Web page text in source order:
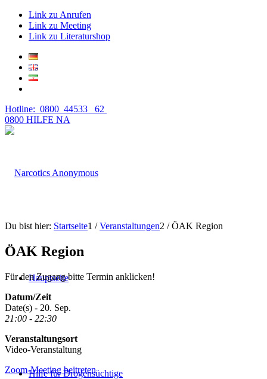
Link zu Anrufen
Link zu Meeting
Link zu Literaturshop
Hotline: 0800 44533 62
0800 HILFE NA
Hauptseite
Hilfe für Drogensüchtige
Du bist hier: Startseite1 / Veranstaltungen2 / ÖAK Region
ÖAK Region
Für den Zugang bitte Termin anklicken!
Datum/Zeit
Date(s) - 20. Sep.
21:00 - 22:30
Veranstaltungsort
Video-Veranstaltung
Zoom-Meeting beitreten